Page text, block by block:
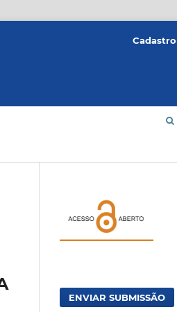
Cadastro
ENVIAR SUBMISSÃO